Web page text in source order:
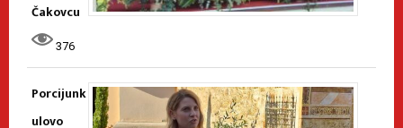
Čakovcu
376
Porcijunk
ulovo